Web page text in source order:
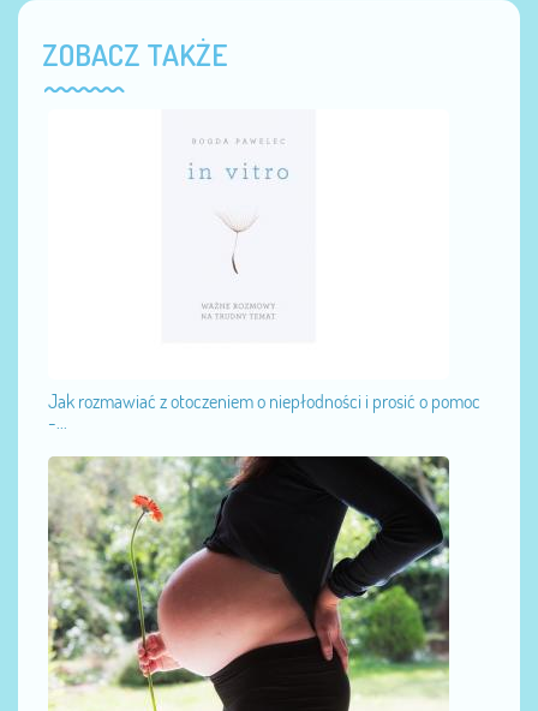
ZOBACZ TAKŻE
Jak rozmawiać z otoczeniem o niepłodności i prosić o pomoc
-...